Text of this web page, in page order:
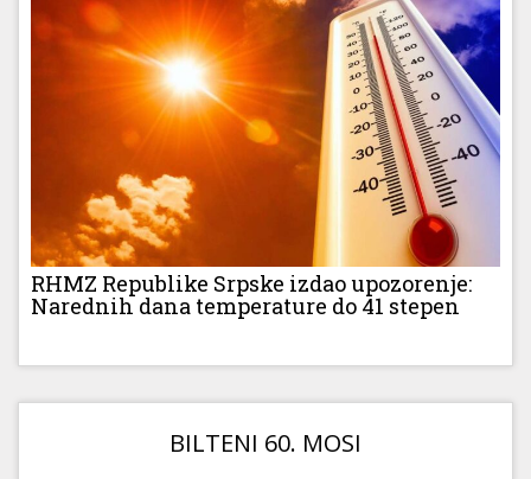
RHMZ Republike Srpske izdao upozorenje:
Narednih dana temperature do 41 stepen
BILTENI 60. MOSI